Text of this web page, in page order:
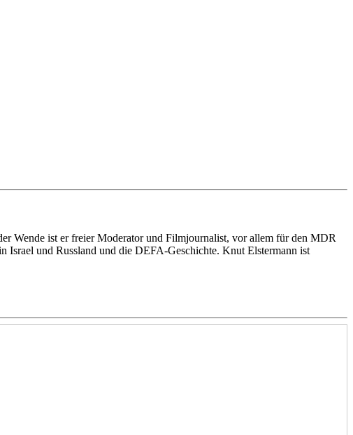
Wende ist er freier Moderator und Filmjournalist, vor allem für den MDR
Israel und Russland und die DEFA-Geschichte. Knut Elstermann ist